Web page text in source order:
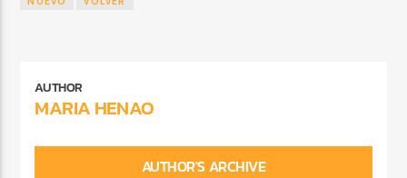
AUTHOR
MARIA HENAO
AUTHOR'S ARCHIVE